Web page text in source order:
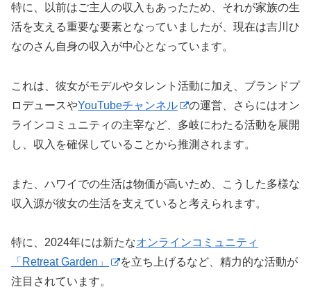
特に、以前はご主人の収入もあったため、それが家族の生
活を支える重要な要素となっていましたが、現在は吉川ひ
なのさん自身の収入が中心となっています。
これは、彼女がモデルやタレント活動に加え、ブランドプ
ロデュースやYouTubeチャンネル
の運営、さらにはオン
ラインコミュニティの主宰など、多岐にわたる活動を展開
し、収入を確保していることから推測されます。
また、ハワイでの生活は物価が高いため、こうした多様な
収入源が彼女の生活を支えていると考えられます。
特に、2024年には新たなオンラインコミュニティ
「Retreat Garden」
を立ち上げるなど、精力的な活動が
注目されています。